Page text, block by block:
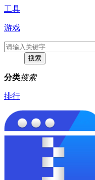
工具
游戏
分类搜索
排行